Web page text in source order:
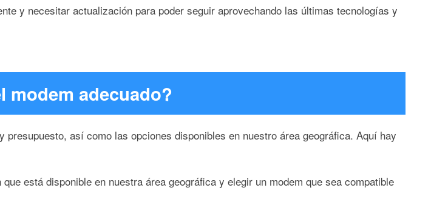
y necesitar actualización para poder seguir aprovechando las últimas tecnologías y
modem adecuado?
así como las opciones disponibles en nuestro área geográfica. Aquí hay
está disponible en nuestra área geográfica y elegir un modem que sea compatible